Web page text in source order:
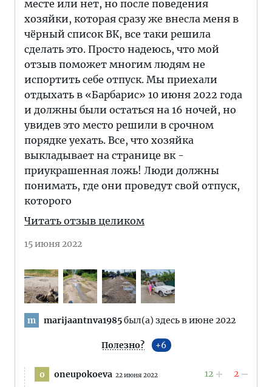
месте или нет, но после поведения
хозяйки, которая сразу же внесла меня в
чёрный список ВК, все таки решила
сделать это. Просто надеюсь, что мой
отзыв поможет многим людям не
испортить себе отпуск. Мы приехали
отдыхать в «Барбарис» 10 июня 2022 года
и должны были остаться на 16 ночей, но
увидев это место решили в срочном
порядке уехать. Все, что хозяйка
выкладывает на странице вк -
приукрашенная ложь! Люди должны
понимать, где они проведут свой отпуск,
которого
Читать отзыв целиком
15 июня 2022
m marijaantnva1985был(а) здесь в июне 2022
Полезно? 6
o oneupokoeva 22 июня 2022 12 2